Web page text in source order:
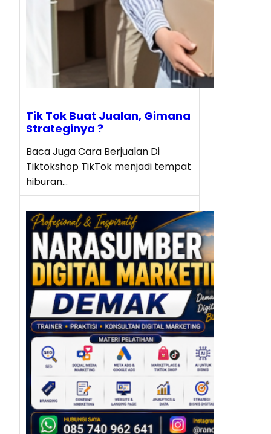
Tik Tok Buat Jualan, Gimana
Strateginya ?
Baca Juga Cara Berjualan Di
Tiktokshop TikTok menjadi tempat
hiburan…